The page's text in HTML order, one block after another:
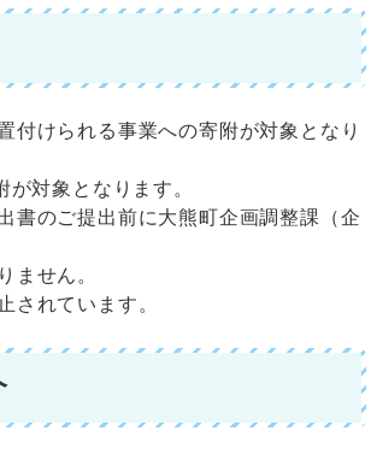
付けられる事業への寄附が対象となり
対象となります。
書のご提出前に大熊町企画調整課（企
ません。
されています。